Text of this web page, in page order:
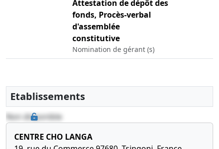
Attestation de dépôt des
fonds, Procès-verbal
d'assemblée
constitutive
Nomination de gérant (s)
Etablissements
Non disponible
CENTRE CHO LANGA